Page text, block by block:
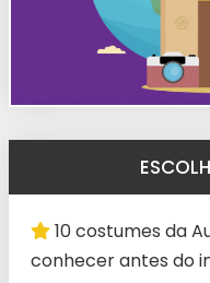
10 costumes da
conhecer antes do